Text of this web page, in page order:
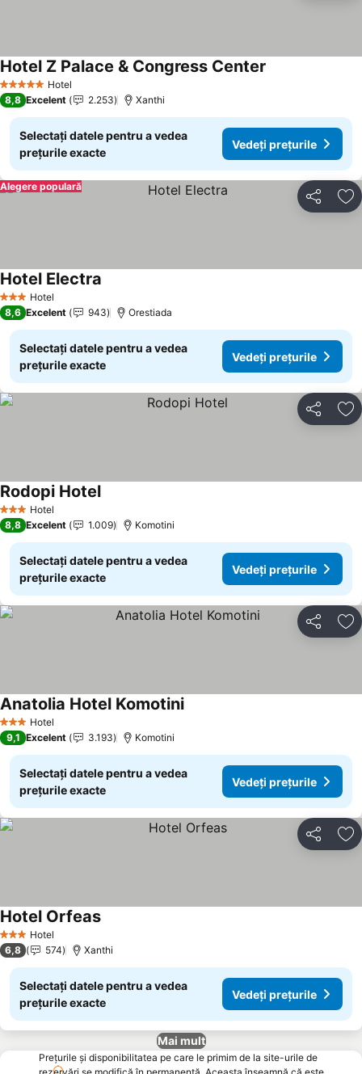
5 Stele Hotel
Hotel Z Palace & Congress Center
8,8 Excelent 2.253 Xanthi
Selectați datele pentru a vedea
prețurile exacte
Vedeți prețurile
Distribuiți
Alegere populară
3 SteleHotel
Hotel Electra
8,6 Excelent 943 Orestiada
Selectați datele pentru a vedea
prețurile exacte
Vedeți prețurile
Distribuiți
3 SteleHotel
Rodopi Hotel
8,8 Excelent 1.009 Komotini
Selectați datele pentru a vedea
prețurile exacte
Vedeți prețurile
Distribuiți
3 SteleHotel
Anatolia Hotel Komotini
9,1 Excelent 3.193 Komotini
Selectați datele pentru a vedea
prețurile exacte
Vedeți prețurile
Distribuiți
3 SteleHotel
Hotel Orfeas
6,8 574 Xanthi
Selectați datele pentru a vedea
prețurile exacte
Vedeți prețurile
Mai mult
Prețurile și disponibilitatea pe care le primim de la site-urile de